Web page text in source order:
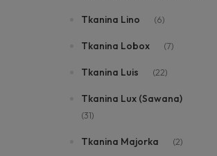
Tkanina Lino (6)
Tkanina Lobox (7)
Tkanina Luis (22)
Tkanina Lux (Sawana)
(31)
Tkanina Majorka (2)